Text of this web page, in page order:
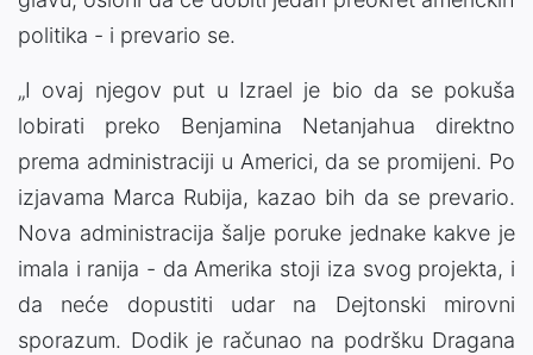
politika - i prevario se.
„I ovaj njegov put u Izrael je bio da se pokuša
lobirati preko Benjamina Netanjahua direktno
prema administraciji u Americi, da se promijeni. Po
izjavama Marca Rubija, kazao bih da se prevario.
Nova administracija šalje poruke jednake kakve je
imala i ranija - da Amerika stoji iza svog projekta, i
da neće dopustiti udar na Dejtonski mirovni
sporazum. Dodik je računao na podršku Dragana